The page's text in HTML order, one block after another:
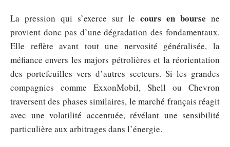
La pression qui s’exerce sur le cours en bourse ne
provient donc pas d’une dégradation des fondamentaux.
Elle reflète avant tout une nervosité généralisée, la
méfiance envers les majors pétrolières et la réorientation
des portefeuilles vers d’autres secteurs. Si les grandes
compagnies comme ExxonMobil, Shell ou Chevron
traversent des phases similaires, le marché français réagit
avec une volatilité accentuée, révélant une sensibilité
particulière aux arbitrages dans l’énergie.